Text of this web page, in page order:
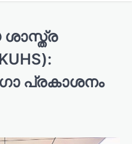
പ്രകാശനം